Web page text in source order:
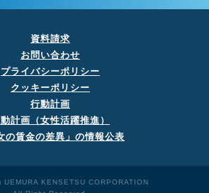
資料請求
お問い合わせ
プライバシーポリシー
クッキーポリシー
行動計画
計画（女性活躍推進）
の賃金の差異」の情報公表
KENSETSU CORPORATION